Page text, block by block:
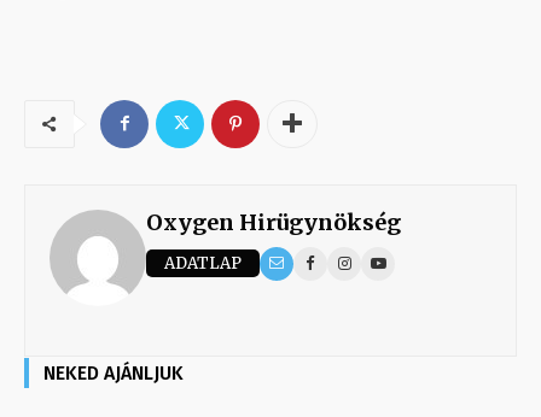
Oxygen Hirügynökség
ADATLAP
NEKED AJÁNLJUK